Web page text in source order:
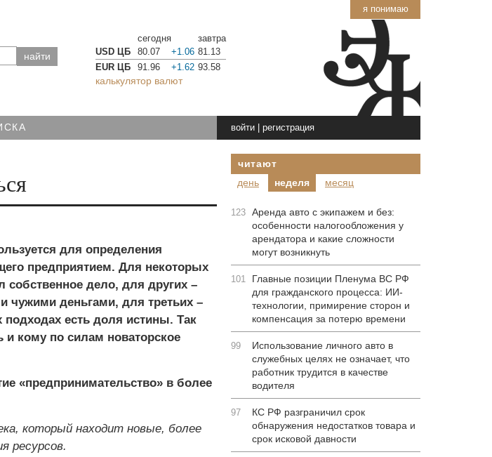
я понимаю
сегодня
завтра
USD ЦБ
80.07 +1.06 81.13
EUR ЦБ
91.96 +1.62 93.58
калькулятор валют
войти| регистрация
для определения
предприятием. Для некоторых
собственное дело, для других –
чужими деньгами, для третьих –
есть доля истины. Так
и кому по силам новаторское
«предпринимательство» в более
который находит новые, более
ресурсов.
читают
день
неделя месяц
123 Аренда авто с экипажем и без:
особенности налогообложения у
арендатора и какие сложности
могут возникнуть
101
Главные позиции Пленума ВС РФ
для гражданского процесса: ИИ-
технологии, примирение сторон и
компенсация за потерю времени
99
Использование личного авто в
служебных целях не означает, что
работник трудится в качестве
водителя
97
КС РФ разграничил срок
обнаружения недостатков товара и
срок исковой давности